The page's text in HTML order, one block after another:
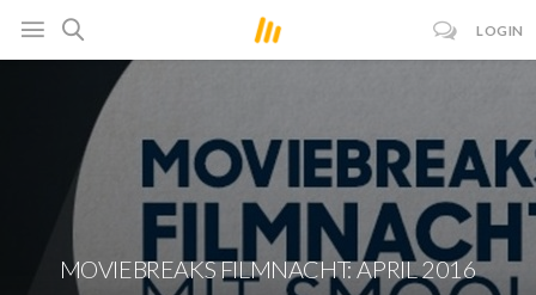
LOGIN
MOVIEBREAKS FILMNACHT: APRIL 2016